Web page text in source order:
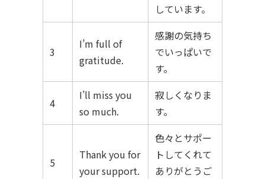
しています。
3
I’m full of
gratitude.
感謝の気持ち
でいっぱいで
す。
4
I’ll miss you
so much.
寂しくなりま
す。
5
Thank you for
your support.
色々とサポー
トしてくれて
ありがとうご